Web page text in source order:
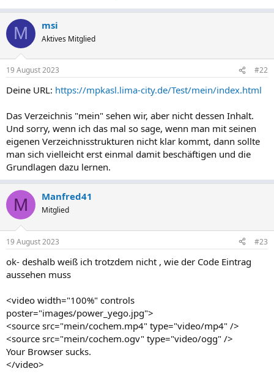
M msi
Aktives Mitglied
19 August 2023 #22
Deine URL: https://mpkasl.lima-city.de/Test/mein/index.html
Das Verzeichnis "mein" sehen wir, aber nicht dessen Inhalt.
Und sorry, wenn ich das mal so sage, wenn man mit seinen
eigenen Verzeichnisstrukturen nicht klar kommt, dann sollte
man sich vielleicht erst einmal damit beschäftigen und die
Grundlagen dazu lernen.
M Manfred41
Mitglied
19 August 2023 #23
ok- deshalb weiß ich trotzdem nicht , wie der Code Eintrag
aussehen muss
<video width="100%" controls
poster="images/power_yego.jpg">
<source src="mein/cochem.mp4" type="video/mp4" />
<source src="mein/cochem.ogv" type="video/ogg" />
Your Browser sucks.
</video>